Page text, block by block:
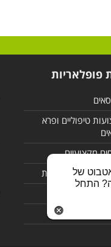
פופלאריות
טיפוליים ופרא
מקצועיים
מחשבים ורשתות
של
התחל